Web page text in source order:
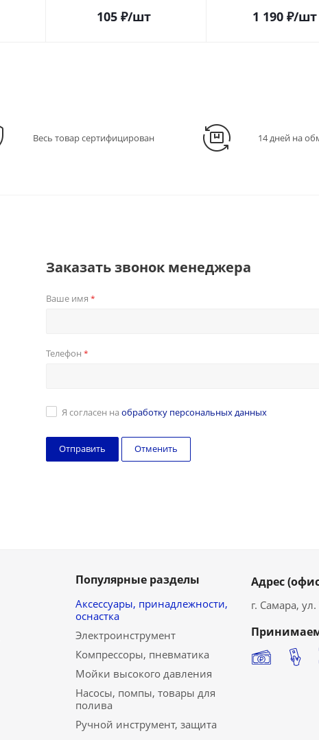
105 ₽/шт 1 190₽/шт
Весь товар сертифицирован 14 дней на
Заказать звонок менеджера
Ваше имя *
Телефон *
Я согласен на обработку персональных данных
Отменить
Популярные разделы
Аксессуары, принадлежности,
оснастка
Электроинструмент
Компрессоры, пневматика
Мойки высокого давления
Насосы, помпы, товары для
полива
Ручной инструмент, защита
Адрес
г. Самара,